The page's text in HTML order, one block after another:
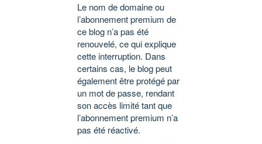
Le nom de domaine ou
l’abonnement premium de
ce blog n’a pas été
renouvelé, ce qui explique
cette interruption. Dans
certains cas, le blog peut
également être protégé par
un mot de passe, rendant
son accès limité tant que
l’abonnement premium n’a
pas été réactivé.